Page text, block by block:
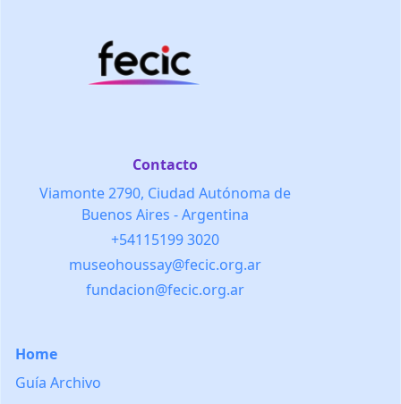
Contacto
Viamonte 2790, Ciudad Autónoma de
Buenos Aires - Argentina
+54115199 3020
museohoussay@fecic.org.ar
fundacion@fecic.org.ar
Home
Guía Archivo